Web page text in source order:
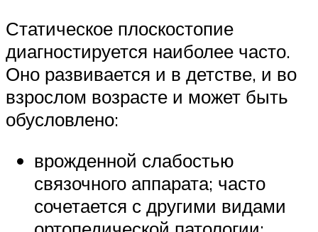
Статическое плоскостопие
диагностируется наиболее часто.
Оно развивается и в детстве, и во
взрослом возрасте и может быть
обусловлено:
врожденной слабостью
связочного аппарата; часто
сочетается с другими видами